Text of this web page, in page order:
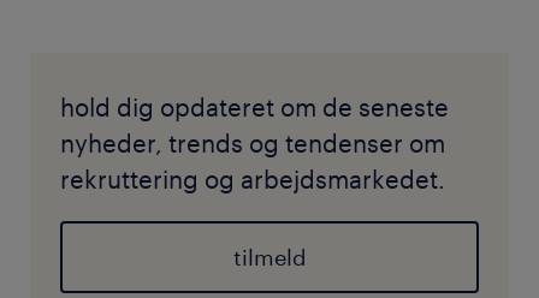
hold dig opdateret om de seneste
nyheder, trends og tendenser om
rekruttering og arbejdsmarkedet.
tilmeld